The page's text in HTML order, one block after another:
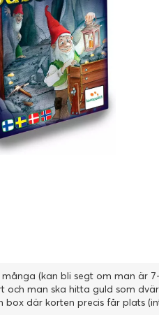
(kan bli segt om man är
och man ska hitta guld som
där korten precis får plats